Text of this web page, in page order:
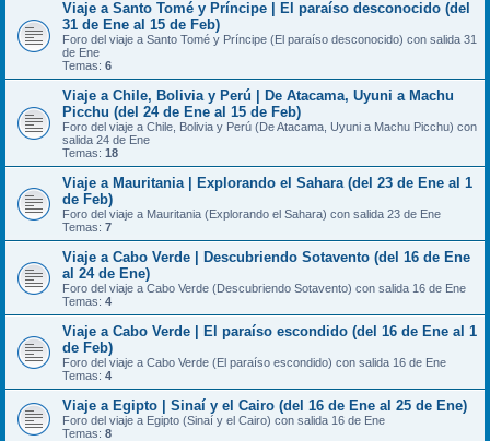
Viaje a Santo Tomé y Príncipe | El paraíso desconocido (del
31 de Ene al 15 de Feb)
Foro del viaje a Santo Tomé y Príncipe (El paraíso desconocido) con salida 31
de Ene
Temas: 6
Viaje a Chile, Bolivia y Perú | De Atacama, Uyuni a Machu
Picchu (del 24 de Ene al 15 de Feb)
Foro del viaje a Chile, Bolivia y Perú (De Atacama, Uyuni a Machu Picchu) con
salida 24 de Ene
Temas: 18
Viaje a Mauritania | Explorando el Sahara (del 23 de Ene al 1
de Feb)
Foro del viaje a Mauritania (Explorando el Sahara) con salida 23 de Ene
Temas: 7
Viaje a Cabo Verde | Descubriendo Sotavento (del 16 de Ene
al 24 de Ene)
Foro del viaje a Cabo Verde (Descubriendo Sotavento) con salida 16 de Ene
Temas: 4
Viaje a Cabo Verde | El paraíso escondido (del 16 de Ene al 1
de Feb)
Foro del viaje a Cabo Verde (El paraíso escondido) con salida 16 de Ene
Temas: 4
Viaje a Egipto | Sinaí y el Cairo (del 16 de Ene al 25 de Ene)
Foro del viaje a Egipto (Sinaí y el Cairo) con salida 16 de Ene
Temas: 8